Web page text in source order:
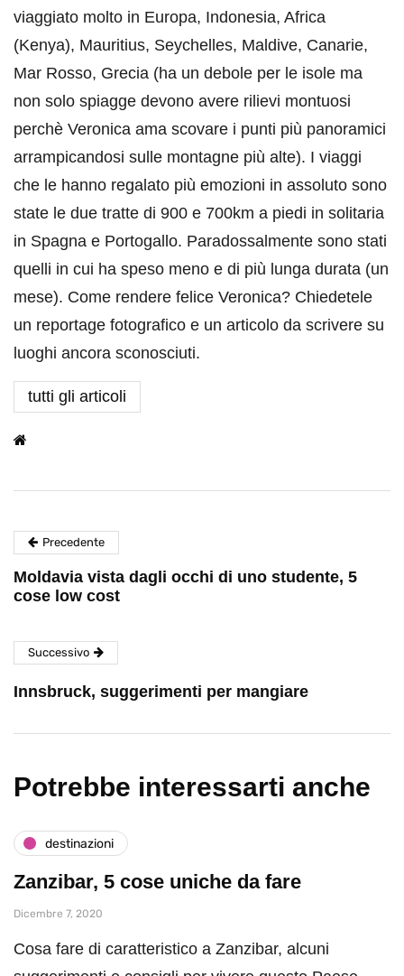
viaggiato molto in Europa, Indonesia, Africa
(Kenya), Mauritius, Seychelles, Maldive, Canarie,
Mar Rosso, Grecia (ha un debole per le isole ma
non solo spiagge devono avere rilievi montuosi
perchè Veronica ama scovare i punti più panoramici
arrampicandosi sulle montagne più alte). I viaggi
che le hanno regalato più emozioni in assoluto sono
state le due tratte di 900 e 700km a piedi in solitaria
in Spagna e Portogallo. Paradossalmente sono stati
quelli in cui ha speso meno e di più lunga durata (un
mese). Come rendere felice Veronica? Chiedetele
un reportage fotografico e un articolo da scrivere su
luoghi ancora sconosciuti.
tutti gli articoli
Precedente
Moldavia vista dagli occhi di uno studente, 5
cose low cost
Successivo
Innsbruck, suggerimenti per mangiare
Potrebbe interessarti anche
destinazioni
Zanzibar, 5 cose uniche da fare
Dicembre 7, 2020
Cosa fare di caratteristico a Zanzibar, alcuni